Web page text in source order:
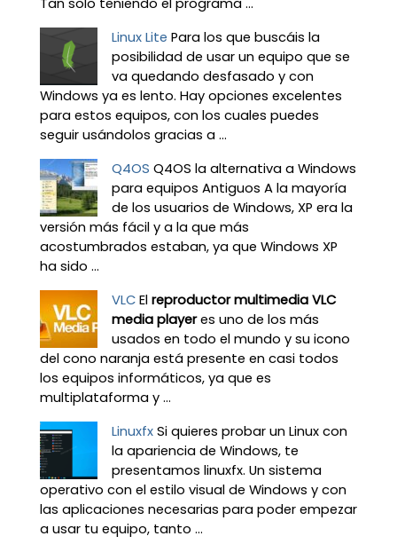
Linux Lite Para los que buscáis la
posibilidad de usar un equipo que se
va quedando desfasado y con
Windows ya es lento. Hay opciones excelentes
para estos equipos, con los cuales puedes
seguir usándolos gracias a ...
Q4OS Q4OS la alternativa a Windows
para equipos Antiguos A la mayoría
de los usuarios de Windows, XP era la
versión más fácil y a la que más
acostumbrados estaban, ya que Windows XP
ha sido ...
VLC El reproductor multimedia VLC
media playeres uno de los más
usados en todo el mundo y su icono
del cono naranja está presente en casi todos
los equipos informáticos, ya que es
multiplataforma y ...
Linuxfx Si quieres probar un Linux con
la apariencia de Windows, te
presentamos linuxfx. Un sistema
operativo con el estilo visual de Windows y con
las aplicaciones necesarias para poder empezar
a usar tu equipo, tanto ...